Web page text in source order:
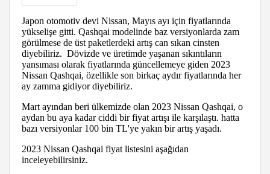
Japon otomotiv devi Nissan, Mayıs ayı için fiyatlarında
yükselişe gitti. Qashqai modelinde baz versiyonlarda zam
görülmese de üst paketlerdeki artış can sıkan cinsten
diyebiliriz. Dövizde ve üretimde yaşanan sıkıntıların
yansıması olarak fiyatlarında güncellemeye giden 2023
Nissan Qashqai, özellikle son birkaç aydır fiyatlarında her
ay zamma gidiyor diyebiliriz.
Mart ayından beri ülkemizde olan 2023 Nissan Qashqai, o
aydan bu aya kadar ciddi bir fiyat artışı ile karşılaştı. hatta
bazı versiyonlar 100 bin TL'ye yakın bir artış yaşadı.
2023 Nissan Qashqai fiyat listesini aşağıdan
inceleyebilirsiniz.